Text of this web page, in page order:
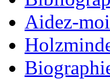
Aidez-